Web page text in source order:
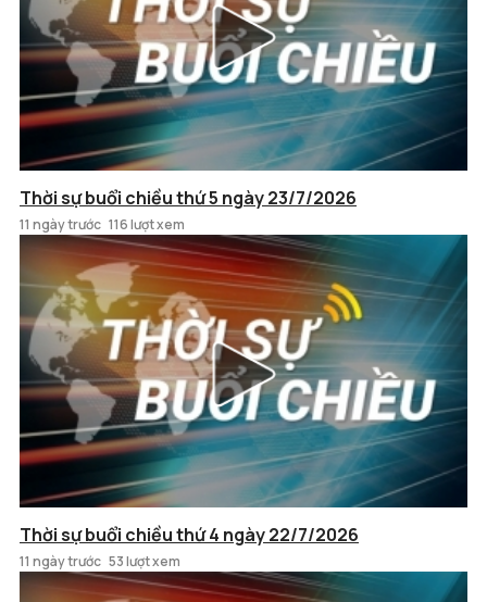
Thời sự buổi chiều thứ 5 ngày 23/7/2026
11 ngày trước 116 lượt xem
Thời sự buổi chiều thứ 4 ngày 22/7/2026
11 ngày trước 53 lượt xem